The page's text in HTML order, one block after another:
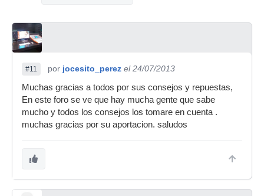
#11 por jocesito_perez el 24/07/2013
Muchas gracias a todos por sus consejos y repuestas,
En este foro se ve que hay mucha gente que sabe
mucho y todos los consejos los tomare en cuenta .
muchas gracias por su aportacion. saludos